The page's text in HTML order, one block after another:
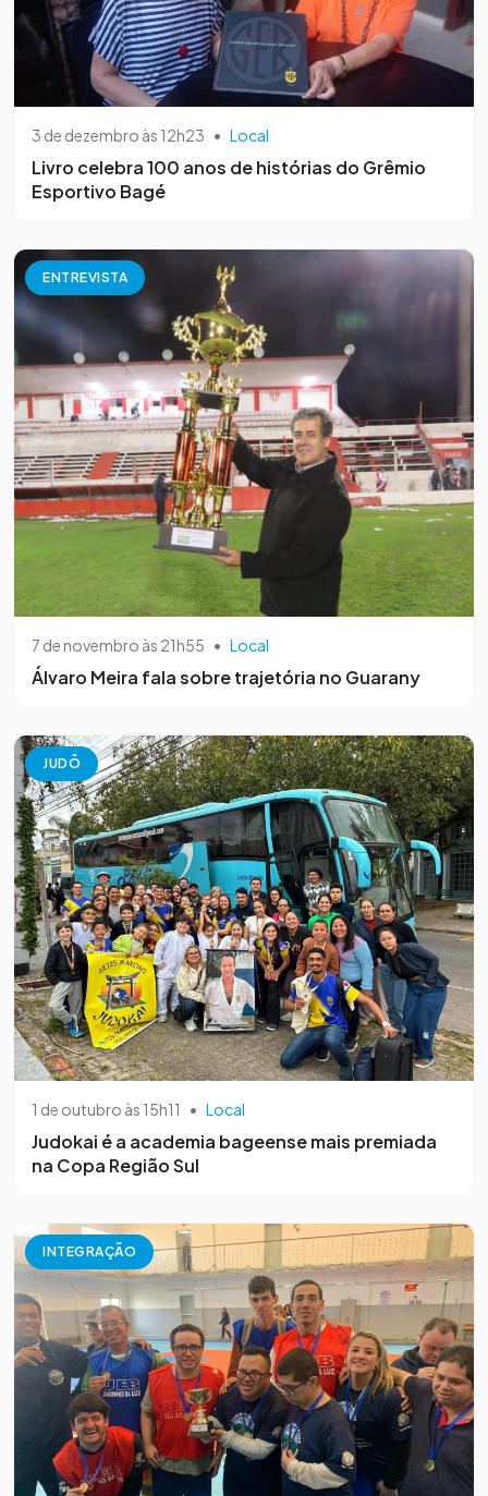
3 de dezembro às 12h23 • Local
Livro celebra 100 anos de histórias do Grêmio
Esportivo Bagé
ENTREVISTA
7 de novembro às 21h55 • Local
Álvaro Meira fala sobre trajetória no Guarany
JUDÔ
1 de outubro às 15h11 • Local
Judokai é a academia bageense mais premiada
na Copa Região Sul
INTEGRAÇÃO